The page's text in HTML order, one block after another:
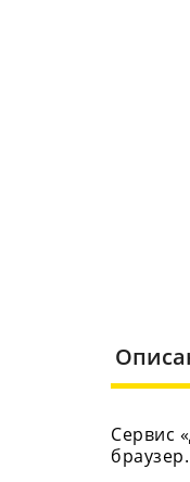
Сервис
браузер.